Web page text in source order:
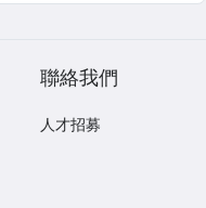
聯絡我們
人才招募